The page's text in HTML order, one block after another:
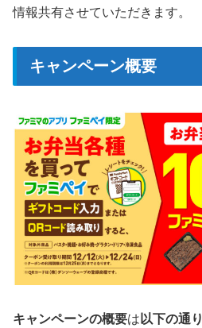
情報共有させていただきます。
キャンペーン概要
キャンペーンの概要は 以下の通り